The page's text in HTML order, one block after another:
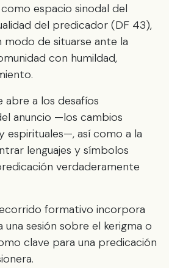
espacio sinodal del
del predicador (DF 43),
de situarse ante la
con humildad,
abre a los desafíos
anuncio —los cambios
espirituales—, así como a la
lenguajes y símbolos
verdaderamente
formativo incorpora
sesión sobre el kerigma o
clave para una predicación